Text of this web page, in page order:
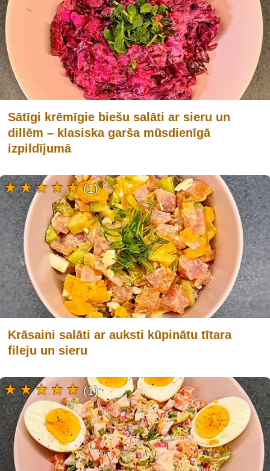
Sātīgi krēmīgie biešu salāti ar sieru un
dillēm – klasiska garša mūsdienīgā
izpildījumā
Krāsaini salāti ar auksti kūpinātu tītara
fileju un sieru
(1)
(1)